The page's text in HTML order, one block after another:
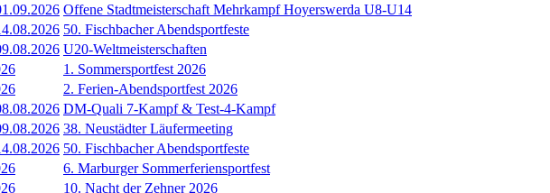
Offene Stadtmeisterschaft Mehrkampf Hoyerswerda U8-U14
50. Fischbacher Abendsportfeste
U20-Weltmeisterschaften
1. Sommersportfest 2026
2. Ferien-Abendsportfest 2026
DM-Quali 7-Kampf & Test-4-Kampf
38. Neustädter Läufermeeting
50. Fischbacher Abendsportfeste
6. Marburger Sommerferiensportfest
10. Nacht der Zehner 2026